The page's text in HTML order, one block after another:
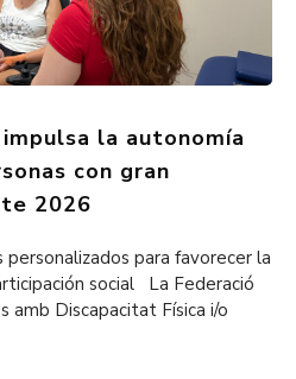
impulsa la autonomía
con gran
2026
para favorecer la
social La Federació
amb Discapacitat Física i/o